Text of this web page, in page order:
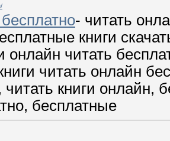
- читать
книги
онлайн читать
читать онлайн
читать книги онлайн,
бесплатные